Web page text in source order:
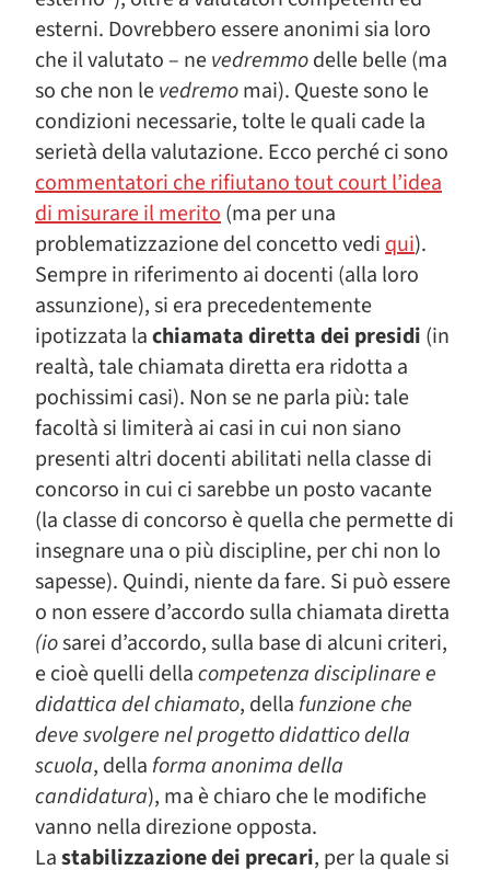
esterni. Dovrebbero essere anonimi sia loro
che il valutato – nevedremmodelle belle (ma
so che non levedremomai). Queste sono le
condizioni necessarie, tolte le quali cade la
serietà della valutazione. Ecco perché ci sono
commentatori che rifiutano tout court l’idea
di misurare il merito(ma per una
problematizzazione del concetto vediqui).
Sempre in riferimento ai docenti (alla loro
assunzione), si era precedentemente
ipotizzata lachiamata diretta dei presidi (in
realtà, tale chiamata diretta era ridotta a
pochissimi casi). Non se ne parla più: tale
facoltà si limiterà ai casi in cui non siano
presenti altri docenti abilitati nella classe di
concorso in cui ci sarebbe un posto vacante
(la classe di concorso è quella che permette di
insegnare una o più discipline, per chi non lo
sapesse). Quindi, niente da fare. Si può essere
o non essere d’accordo sulla chiamata diretta
(iosarei d’accordo, sulla base di alcuni criteri,
e cioè quelli dellacompetenza disciplinare e
didattica del chiamato, della funzione che
deve svolgere nel progetto didattico della
scuola, della forma anonima della
candidatura), ma è chiaro che le modifiche
vanno nella direzione opposta.
Lastabilizzazione dei precari, per la quale si